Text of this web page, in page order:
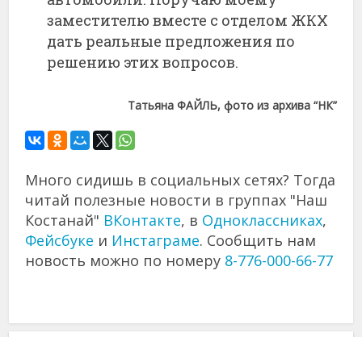
заместителю вместе с отделом ЖКХ
дать реальные предложения по
решению этих вопросов.
Татьяна ФАЙЛЬ, фото из архива “НК”
Много сидишь в социальных сетях? Тогда
читай полезные новости в группах "Наш
Костанай" ВКонтакте, в Одноклассниках,
Фейсбуке и Инстаграме. Сообщить нам
новость можно по номеру 8-776-000-66-77